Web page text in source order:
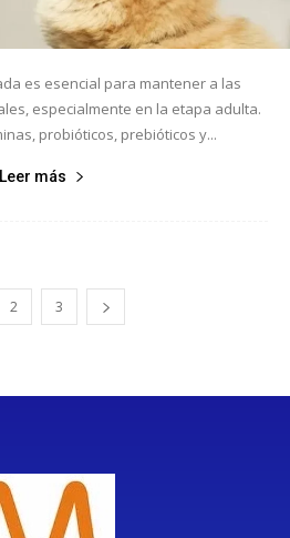
es esencial para mantener a las
especialmente en la etapa adulta.
probióticos, prebióticos y...
Leer más
2 3